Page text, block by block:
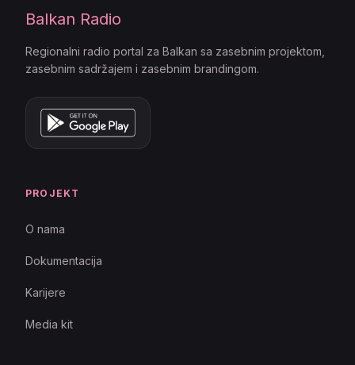
Balkan Radio
Regionalni radio portal za Balkan sa zasebnim projektom,
zasebnim sadržajem i zasebnim brandingom.
PROJEKT
O nama
Dokumentacija
Karijere
Media kit